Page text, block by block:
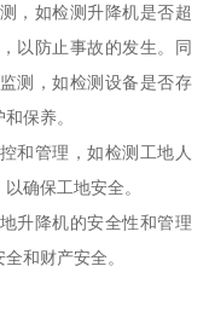
，如检测升降机是否超
以防止事故的发生。同
测，如检测设备是否存
保养。
和管理，如检测工地人
确保工地安全。
升降机的安全性和管理
和财产安全。